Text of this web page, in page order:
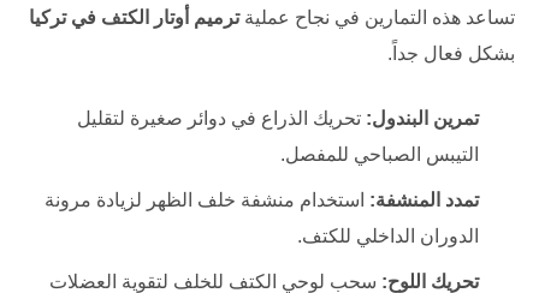
تساعد هذه التمارين في نجاح عمليةترميم أوتار الكتف في تركيا
بشكل فعال جداً.
تمرين البندول: تحريك الذراع في دوائر صغيرة لتقليل
التيبس الصباحي للمفصل.
تمدد المنشفة: استخدام منشفة خلف الظهر لزيادة مرونة
الدوران الداخلي للكتف.
تحريك اللوح: سحب لوحي الكتف للخلف لتقوية العضلات